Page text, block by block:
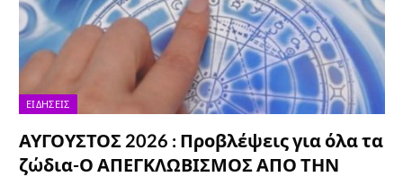
ΕΙΔΉΣΕΙΣ
ΑΥΓΟΥΣΤΟΣ 2026 : Προβλέψεις για όλα τα
ζώδια-Ο ΑΠΕΓΚΛΩΒΙΣΜΟΣ ΑΠΟ ΤΗΝ